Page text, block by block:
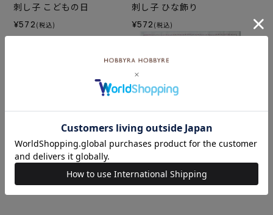
刺し子 こどもの日
¥572 (税込)
刺し子 ひな飾り
¥572 (税込)
刺し子 富士山 刺し子 雛人形
¥572(税込)